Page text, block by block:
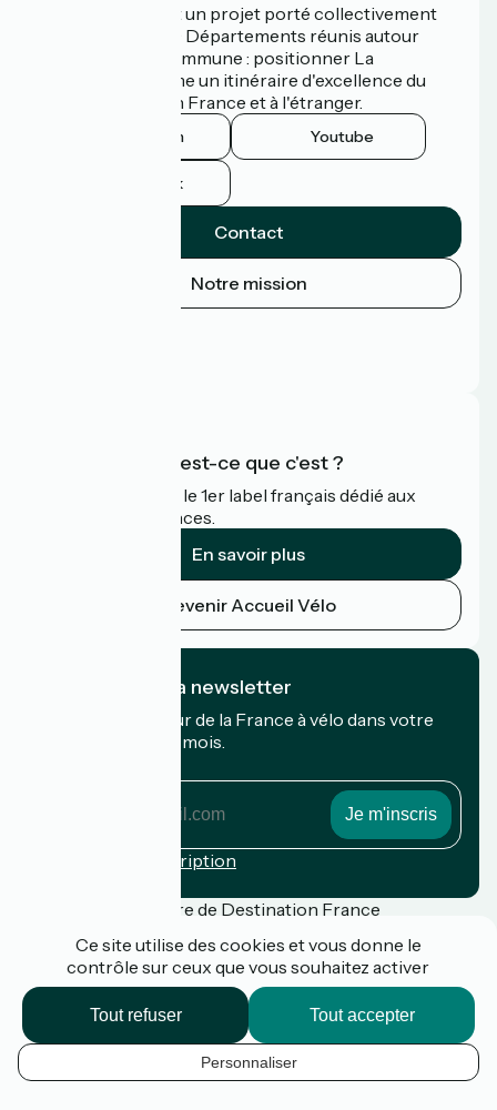
FR
La Vélodyssée est un projet porté collectivement
par 3 Régions et 9 Départements réunis autour
d'une ambition commune : positionner La
Vélodyssée comme un itinéraire d'excellence du
tourisme à vélo en France et à l'étranger.
Instagram Youtube
Facebook
Contact
Notre mission
Accueil Vélo qu'est-ce que c'est ?
Accueil Vélo c'est le 1er label français dédié aux
cyclistes en vacances.
En savoir plus
Devenir Accueil Vélo
Je m'abonne à la newsletter
Recevez le meilleur de la France à vélo dans votre
boîte mail chaque mois.
Conditions d'inscription
Financé dans le cadre de Destination France
FAQ
Plan du site
Mentions légales
Ce site utilise des cookies et vous donne le
contrôle sur ceux que vous souhaitez activer
Tout accepter
Tout refuser
Personnaliser